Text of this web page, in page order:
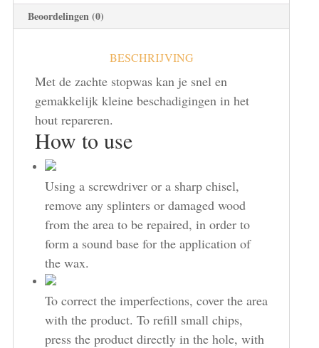
Beoordelingen (0)
BESCHRIJVING
Met de zachte stopwas kan je snel en
gemakkelijk kleine beschadigingen in het
hout repareren.
How to use
Using a screwdriver or a sharp chisel,
remove any splinters or damaged wood
from the area to be repaired, in order to
form a sound base for the application of
the wax.
To correct the imperfections, cover the area
with the product. To refill small chips,
press the product directly in the hole, with